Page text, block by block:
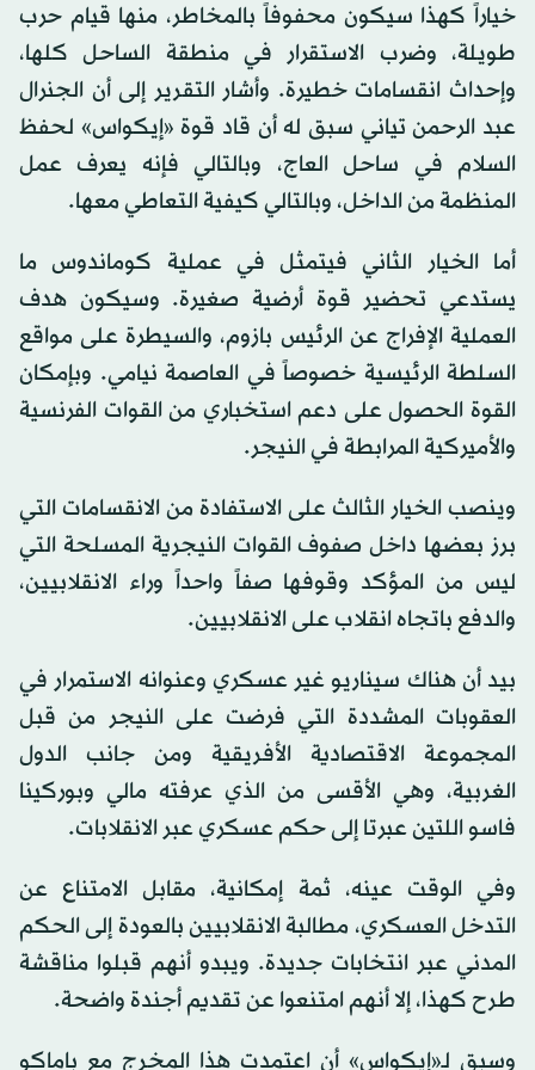
خياراً كهذا سيكون محفوفاً بالمخاطر، منها قيام حرب
طويلة، وضرب الاستقرار في منطقة الساحل كلها،
وإحداث انقسامات خطيرة. وأشار التقرير إلى أن الجنرال
عبد الرحمن تياني سبق له أن قاد قوة «إيكواس» لحفظ
السلام في ساحل العاج، وبالتالي فإنه يعرف عمل
المنظمة من الداخل، وبالتالي كيفية التعاطي معها.
أما الخيار الثاني فيتمثل في عملية كوماندوس ما
يستدعي تحضير قوة أرضية صغيرة. وسيكون هدف
العملية الإفراج عن الرئيس بازوم، والسيطرة على مواقع
السلطة الرئيسية خصوصاً في العاصمة نيامي. وبإمكان
القوة الحصول على دعم استخباري من القوات الفرنسية
والأميركية المرابطة في النيجر.
وينصب الخيار الثالث على الاستفادة من الانقسامات التي
برز بعضها داخل صفوف القوات النيجرية المسلحة التي
ليس من المؤكد وقوفها صفاً واحداً وراء الانقلابيين،
والدفع باتجاه انقلاب على الانقلابيين.
بيد أن هناك سيناريو غير عسكري وعنوانه الاستمرار في
العقوبات المشددة التي فرضت على النيجر من قبل
المجموعة الاقتصادية الأفريقية ومن جانب الدول
الغربية، وهي الأقسى من الذي عرفته مالي وبوركينا
فاسو اللتين عبرتا إلى حكم عسكري عبر الانقلابات.
وفي الوقت عينه، ثمة إمكانية، مقابل الامتناع عن
التدخل العسكري، مطالبة الانقلابيين بالعودة إلى الحكم
المدني عبر انتخابات جديدة. ويبدو أنهم قبلوا مناقشة
طرح كهذا، إلا أنهم امتنعوا عن تقديم أجندة واضحة.
وسبق لـ«إيكواس» أن اعتمدت هذا المخرج مع باماكو